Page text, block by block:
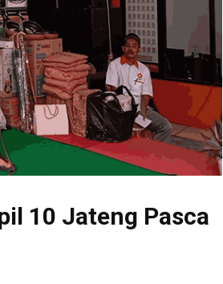
10 Jateng Pasca